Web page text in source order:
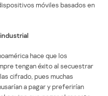
móviles basados en
hace que los
tengan éxito al secuestrar
cifrado, pues muchas
a pagar y preferirían